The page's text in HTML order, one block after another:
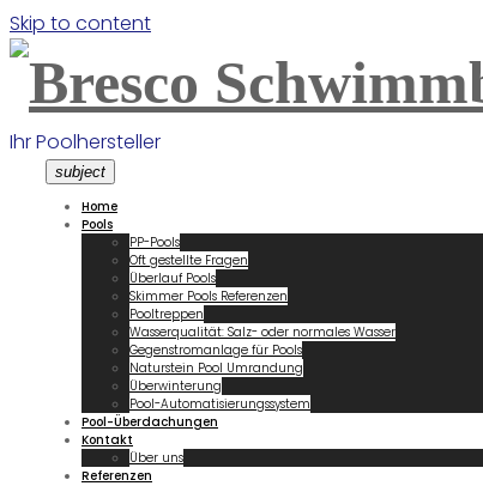
Skip to content
Ihr Poolhersteller
subject
Home
Pools
PP-Pools
Oft gestellte Fragen
Überlauf Pools
Skimmer Pools Referenzen
Pooltreppen
Wasserqualität: Salz- oder normales Wasser
Gegenstromanlage für Pools
Naturstein Pool Umrandung
Überwinterung
Pool-Automatisierungssystem
Pool-Überdachungen
Kontakt
Über uns
Referenzen